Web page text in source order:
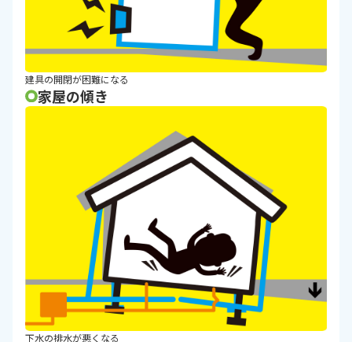
建具の開閉が困難になる
家屋の傾き
下水の排水が悪くなる